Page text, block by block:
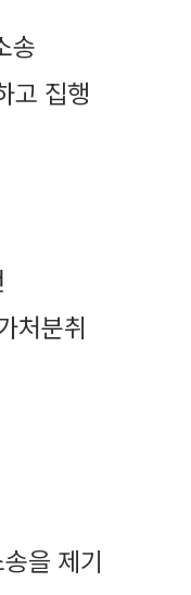
송
고 집행
처분취
을 제기